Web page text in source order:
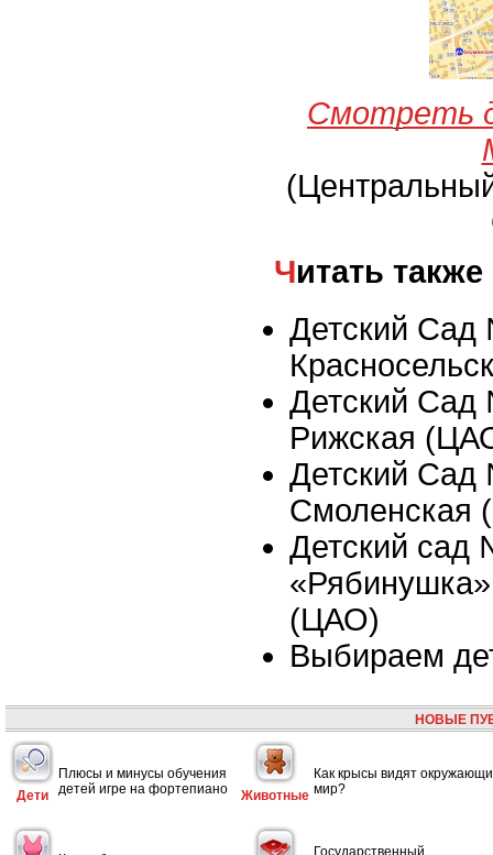
Смотреть
Читать также
Детский
Детский
Рижская
Детский
Смоленская
Детский сад
(ЦАО)
Выбираем
НОВЫЕ
Дети
Плюсы и минусы обучения
детей игре на фортепиано
Животные
Как крысы видят
мир?
Государственный